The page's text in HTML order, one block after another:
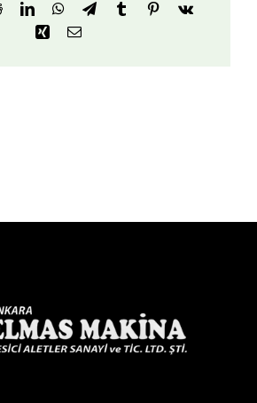
RedditLinkedInWhatsApp
TelegramTumblrPinterest
Vk
Xing Email